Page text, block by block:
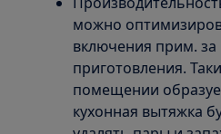
можно
включения прим. за
приготовления.
помещении
кухонная вытяжка